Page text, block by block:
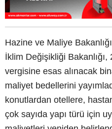
Hazine ve Maliye
İklim Değişikliği Bakanlığı,
vergisine esas alınacak
maliyet bedellerini
konutlardan otellere,
çok sayıda yapı türü için